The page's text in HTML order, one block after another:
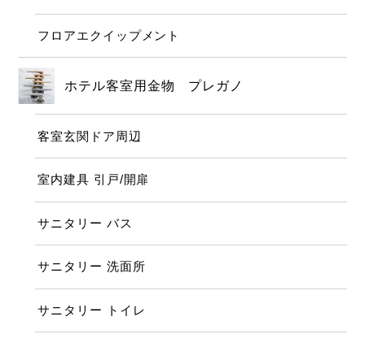
フロアエクイップメント
ホテル客室用金物 プレガノ
客室玄関ドア周辺
室内建具 引戸/開扉
サニタリー バス
サニタリー 洗面所
サニタリー トイレ